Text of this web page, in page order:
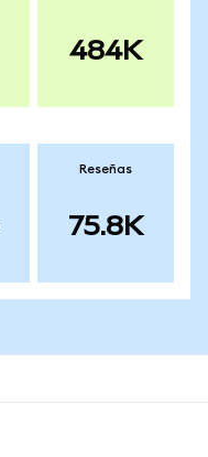
484K
Reseñas
75.8K